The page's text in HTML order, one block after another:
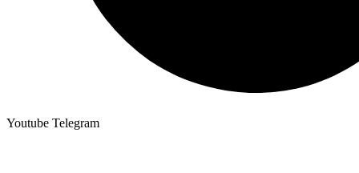
Youtube Telegram